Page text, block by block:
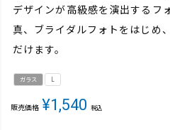
デザインが高級感を演出するフ
真、ブライダルフォトをはじめ
だけます。
ガラス L
販売価格 ¥1,540 税込